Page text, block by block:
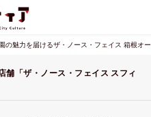
の魅力を届けるザ・ノース・フェイス 箱根オ
舗「ザ・ノース・フェイス スフィ